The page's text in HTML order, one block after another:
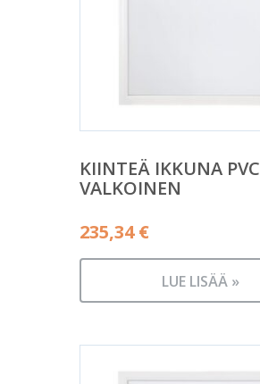
KIINTEÄ IKKUNA PVC
VALKOINEN
235,34€
LUE LISÄÄ »